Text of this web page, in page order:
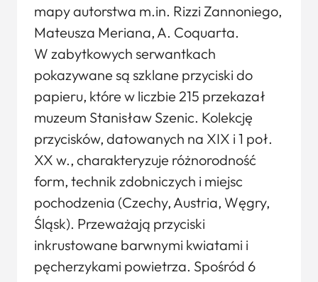
mapy autorstwa m.in. Rizzi Zannoniego,
Mateusza Meriana, A. Coquarta.
W zabytkowych serwantkach
pokazywane są szklane przyciski do
papieru, które w liczbie 215 przekazał
muzeum Stanisław Szenic. Kolekcję
przycisków, datowanych na XIX i 1 poł.
XX w., charakteryzuje różnorodność
form, technik zdobniczych i miejsc
pochodzenia (Czechy, Austria, Węgry,
Śląsk). Przeważają przyciski
inkrustowane barwnymi kwiatami i
pęcherzykami powietrza. Spośród 6